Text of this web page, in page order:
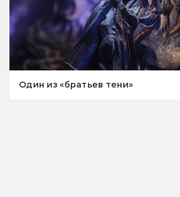
Один из «братьев тени»